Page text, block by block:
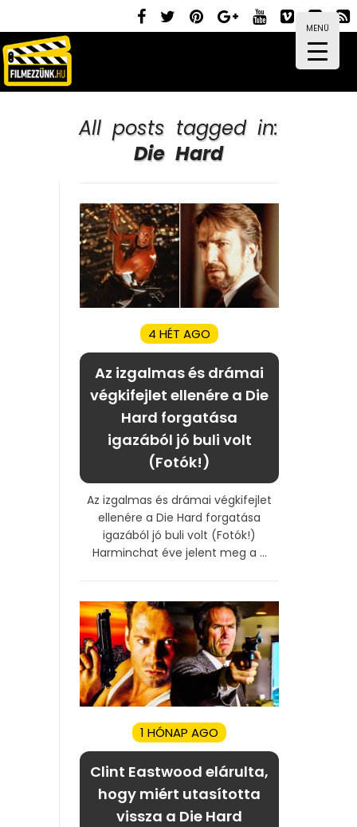
MENÜ
All posts tagged in:
Die Hard
4 HÉT AGO
Az izgalmas és drámai
végkifejlet ellenére a Die
Hard forgatása
igazából jó buli volt
(Fotók!)
Az izgalmas és drámai végkifejlet
ellenére a Die Hard forgatása
igazából jó buli volt (Fotók!)
Harminchat éve jelent meg a ...
1 HÓNAP AGO
Clint Eastwood elárulta,
hogy miért utasította
vissza a Die Hard